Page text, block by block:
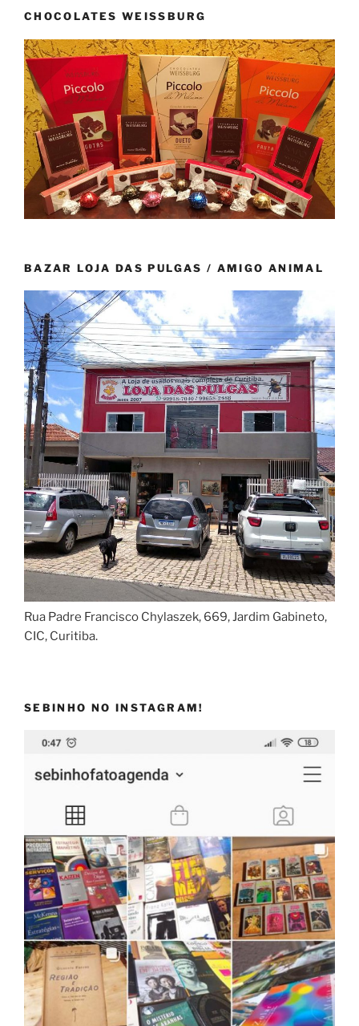
CHOCOLATES WEISSBURG
BAZAR LOJA DAS PULGAS / AMIGO ANIMAL
Rua Padre Francisco Chylaszek, 669, Jardim Gabineto,
CIC, Curitiba.
SEBINHO NO INSTAGRAM!